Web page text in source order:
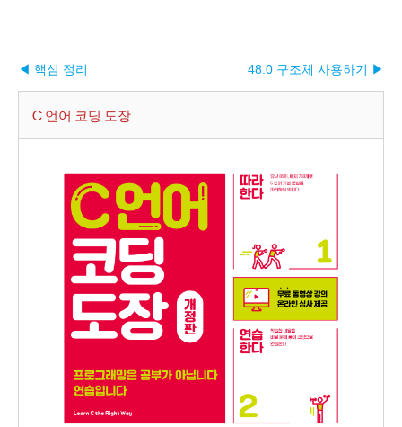
◀ 핵심 정리 48.0 구조체 사용하기 ▶︎
C 언어 코딩 도장